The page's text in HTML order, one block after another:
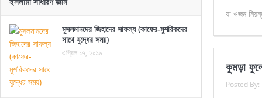
যা ওজন
কুমড়া
Posted By:
ইসলামী সাধারণ জ্ঞান
মুসলমানদের জিহাদের সাফল্য (কাফের-মুশরিকদের
সাথে যুদ্ধের সময়)
এপ্রিল ১৭, ২০১৯